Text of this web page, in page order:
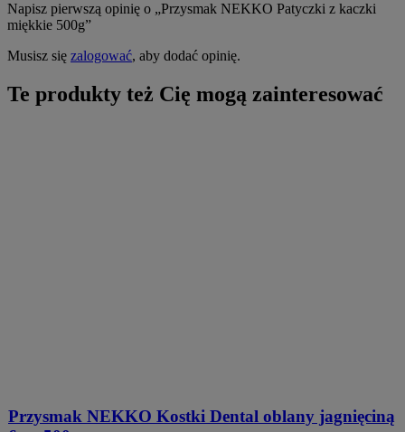
Napisz pierwszą opinię o „Przysmak NEKKO Patyczki z kaczki
miękkie 500g”
Musisz się zalogować, aby dodać opinię.
Te produkty też Cię mogą zainteresować
Przysmak NEKKO Kostki Dental oblany jagnięciną